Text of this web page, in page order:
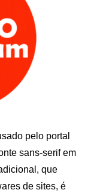
pelo portal
sans-serif em
que
de sites, é